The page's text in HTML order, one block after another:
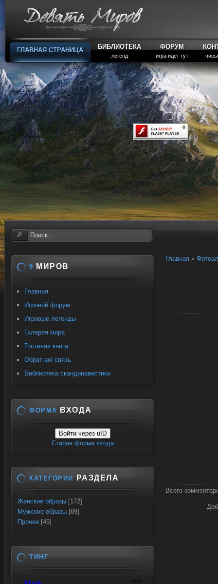
ГЛАВНАЯ СТРАНИЦА БИБЛИОТЕКА
легенд
ФОРУМ
игра идет тут
Главная »
Всего
9 МИРОВ
Главная
Игровой форум
Игровые легенды
Галерея мира
Гостевая книга
Обратная связь
Библиотека скандинавистики
ФОРМА ВХОДА
Войти через uID
Старая форма входа
КАТЕГОРИИ РАЗДЕЛА
Женские образы [172]
Мужские образы [89]
Прочее [45]
ТИНГ